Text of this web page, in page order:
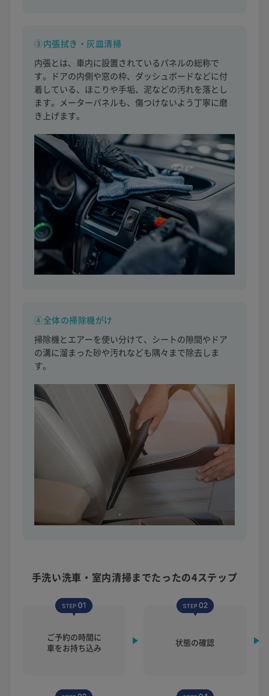
③内張拭き・灰皿清掃
内張とは、車内に設置されているパネルの総称で
す。ドアの内側や窓の枠、ダッシュボードなどに付
着している、ほこりや手垢、泥などの汚れを落とし
ます。メーターパネルも、傷つけないよう丁寧に磨
き上げます。
④全体の掃除機がけ
掃除機とエアーを使い分けて、シートの隙間やドア
の溝に溜まった砂や汚れなども隅々まで除去しま
す。
手洗い洗車・室内清掃までたったの4ステップ
ご予約の時間に
車をお持ち込み
状態の確認